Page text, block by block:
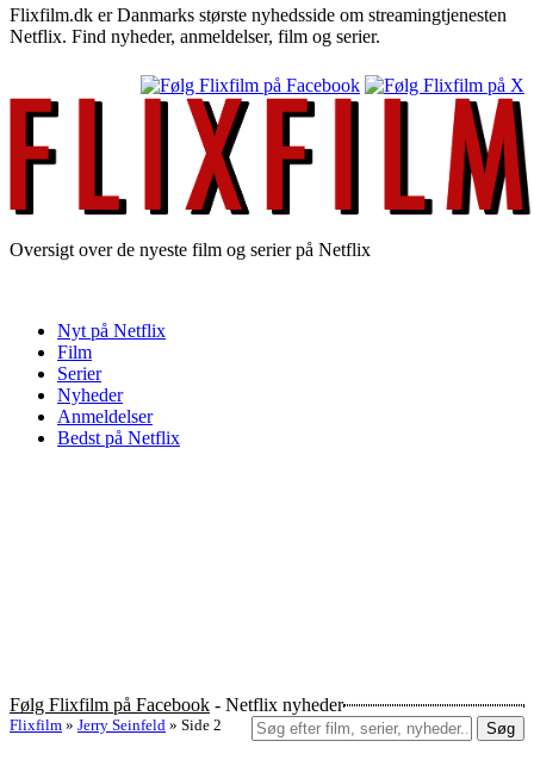
Flixfilm.dk er Danmarks største nyhedsside om streamingtjenesten
Netflix. Find nyheder, anmeldelser, film og serier.
Oversigt over de nyeste film og serier på Netflix
Nyt på Netflix
Film
Serier
Nyheder
Anmeldelser
Bedst på Netflix
Følg Flixfilm på Facebook - Netflix nyheder
Søg
Flixfilm » Jerry Seinfeld » Side 2